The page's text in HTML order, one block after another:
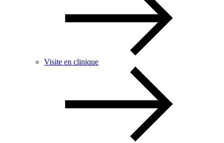
Visite en clinique